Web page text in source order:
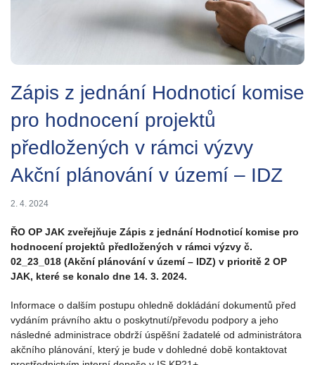
Zápis z jednání Hodnoticí komise
pro hodnocení projektů
předložených v rámci výzvy
Akční plánování v území – IDZ
2. 4. 2024
ŘO OP JAK zveřejňuje Zápis z jednání Hodnoticí komise pro
hodnocení projektů předložených v rámci výzvy č.
02_23_018 (Akční plánování v území – IDZ) v prioritě 2 OP
JAK, které se konalo dne 14. 3. 2024.
Informace o dalším postupu ohledně dokládání dokumentů před
vydáním právního aktu o poskytnutí/převodu podpory a jeho
následné administrace obdrží úspěšní žadatelé od administrátora
akčního plánování, který je bude v dohledné době kontaktovat